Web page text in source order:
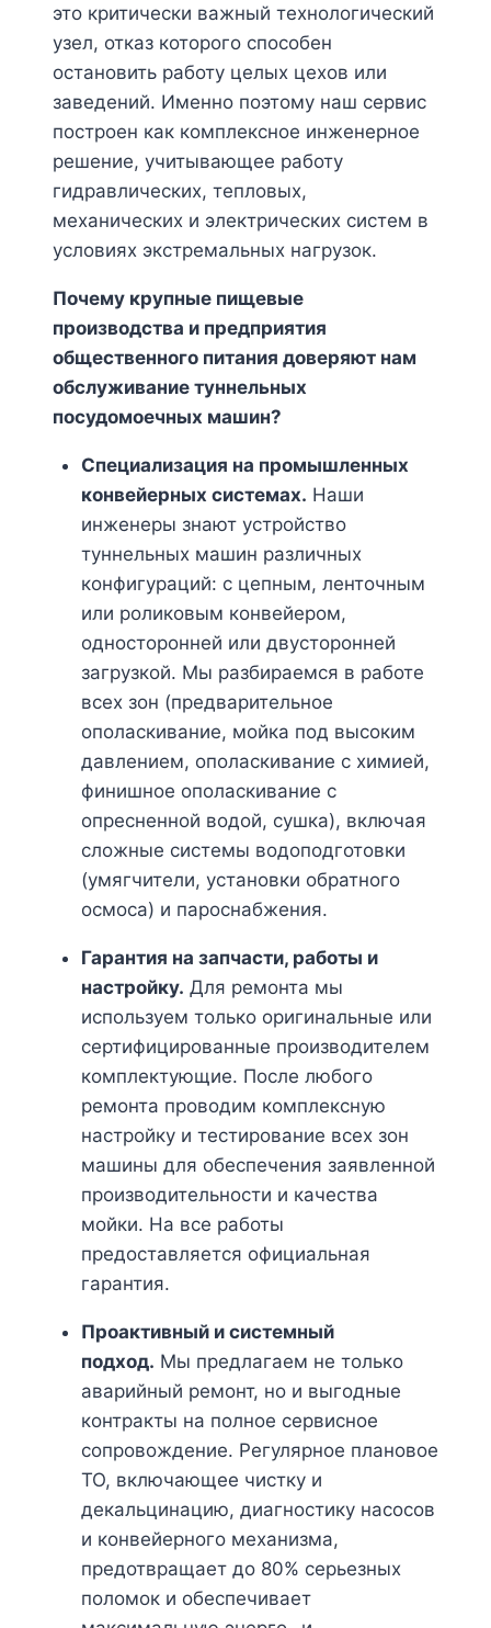
это критически важный технологический
узел, отказ которого способен
остановить работу целых цехов или
заведений. Именно поэтому наш сервис
построен как комплексное инженерное
решение, учитывающее работу
гидравлических, тепловых,
механических и электрических систем в
условиях экстремальных нагрузок.
Почему крупные пищевые
производства и предприятия
общественного питания доверяют нам
обслуживание туннельных
посудомоечных машин?
Специализация на промышленных
конвейерных системах. Наши
инженеры знают устройство
туннельных машин различных
конфигураций: с цепным, ленточным
или роликовым конвейером,
односторонней или двусторонней
загрузкой. Мы разбираемся в работе
всех зон (предварительное
ополаскивание, мойка под высоким
давлением, ополаскивание с химией,
финишное ополаскивание с
опресненной водой, сушка), включая
сложные системы водоподготовки
(умягчители, установки обратного
осмоса) и пароснабжения.
Гарантия на запчасти, работы и
настройку. Для ремонта мы
используем только оригинальные или
сертифицированные производителем
комплектующие. После любого
ремонта проводим комплексную
настройку и тестирование всех зон
машины для обеспечения заявленной
производительности и качества
мойки. На все работы
предоставляется официальная
гарантия.
Проактивный и системный
подход. Мы предлагаем не только
аварийный ремонт, но и выгодные
контракты на полное сервисное
сопровождение. Регулярное плановое
ТО, включающее чистку и
декальцинацию, диагностику насосов
и конвейерного механизма,
предотвращает до 80% серьезных
поломок и обеспечивает